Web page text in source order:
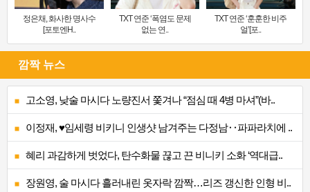
정은채, 화사한 명사수
[포토엔H..
TXT 연준 ‘폭염도 문제
없는 연..
TXT 연준 ‘훈훈한 비주
얼’[포..
깜짝 뉴스
고소영, 낮술 마시다 노량진서 쫓겨나 “점심 때 4병 마셔”(바..
이정재, ♥임세령 비키니 인생샷 남겨주는 다정남‥파파라치에 ..
혜리 과감하게 벗었다, 탄수화물 끊고 끈 비니키 소화 ‘역대급..
장원영, 술 마시다 흘러내린 옷자락 깜짝…리즈 갱신한 인형 비..